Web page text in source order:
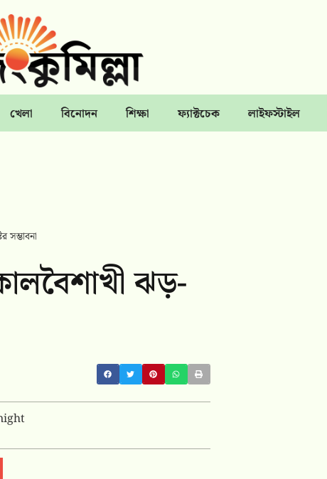
খেলা বিনোদন শিক্ষা ফ্যাক্টচেক লাইফস্টাইল
সম্ভাবনা
ঝড়-